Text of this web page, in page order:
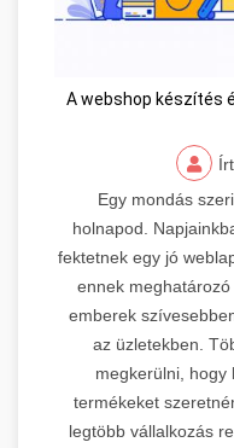
A webshop készítés
Egy mondás
holnapod.
fektetnek egy jó
ennek
emberek
az üzletekben.
megkerülni, hogy
termékeket
legtöbb vállalkozás